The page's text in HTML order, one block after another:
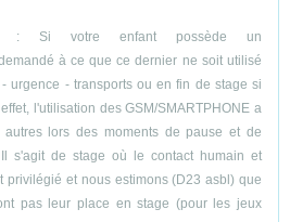
: Si votre enfant possède un
à ce que ce dernier ne soit utilisé
urgence - transports ou en fin de stage si
l'utilisation des GSM/SMARTPHONE a
lors des moments de pause et de
s'agit de stage où le contact humain et
privilégié et nous estimons (D23 asbl) que
pas leur place en stage (pour les jeux